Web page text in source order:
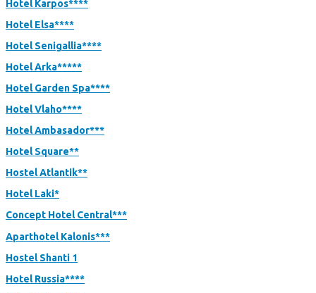
Hotel Karpos****
Hotel Elsa****
Hotel Senigallia****
Hotel Arka*****
Hotel Garden Spa****
Hotel Vlaho****
Hotel Ambasador***
Hotel Square**
Hostel Atlantik**
Hotel Laki*
Concept Hotel Central***
Aparthotel Kalonis***
Hostel Shanti 1
Hotel Russia****